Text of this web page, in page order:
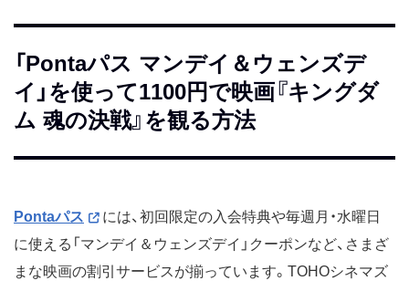
「Pontaパス マンデイ＆ウェンズデ
イ」を使って1100円で映画『キングダ
ム 魂の決戦』を観る方法
Pontaパス
には、初回限定の入会特典や毎週月・水曜日
に使える「マンデイ＆ウェンズデイ」クーポンなど、さまざ
まな映画の割引サービスが揃っています。TOHOシネマズ